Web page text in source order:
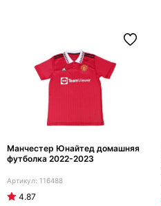
Манчестер Юнайтед домашняя
футболка 2022-2023
116488
4.87